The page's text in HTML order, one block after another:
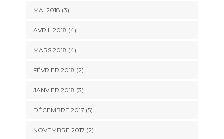
MAI 2018 (3)
AVRIL 2018 (4)
MARS 2018 (4)
FÉVRIER 2018 (2)
JANVIER 2018 (3)
DÉCEMBRE 2017 (5)
NOVEMBRE 2017 (2)